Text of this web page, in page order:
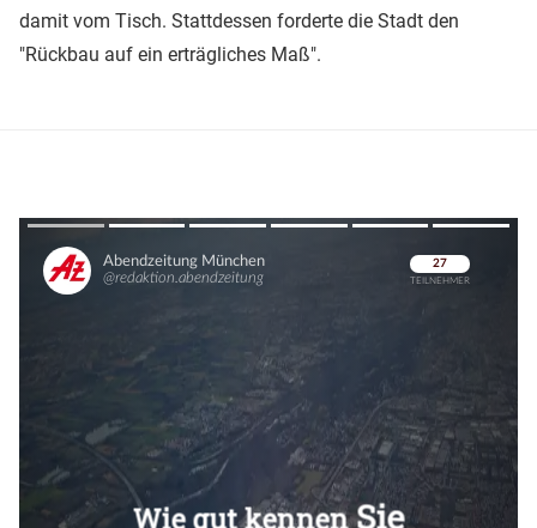
damit vom Tisch. Stattdessen forderte die Stadt den
"Rückbau auf ein erträgliches Maß".
Überspringen